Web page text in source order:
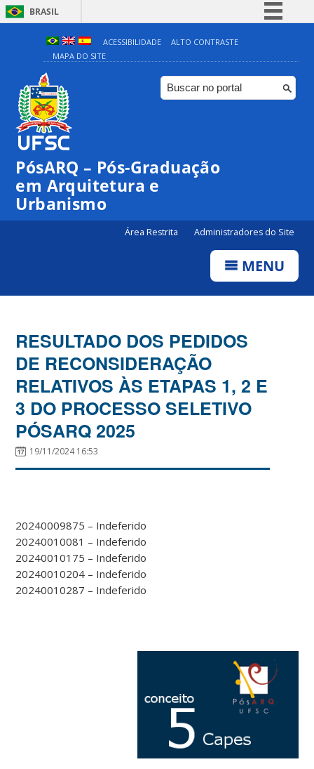
BRASIL
Simplifique!
Comunica BR
Participe
ACESSIBILIDADE
ALTO CONTRASTE
MAPA DO SITE
PósARQ – Pós-Graduação
em Arquitetura e
Urbanismo
Área Restrita Administradores do Site
MENU
RESULTADO DOS PEDIDOS
DE RECONSIDERAÇÃO
RELATIVOS ÀS ETAPAS 1, 2 E
3 DO PROCESSO SELETIVO
PÓSARQ 2025
19/11/2024 16:53
20240009875 – Indeferido
20240010081 – Indeferido
20240010175 – Indeferido
20240010204 – Indeferido
20240010287 – Indeferido